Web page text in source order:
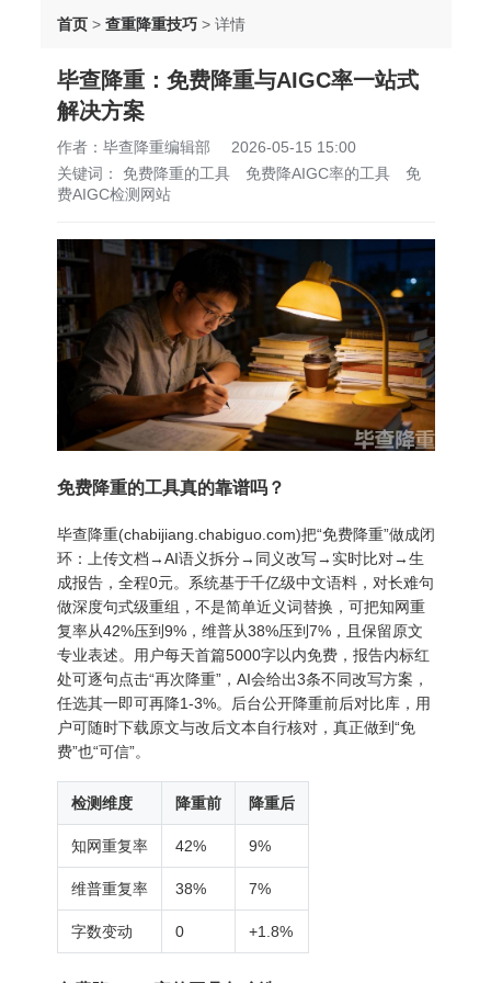
首页 > 查重降重技巧 > 详情
毕查降重：免费降重与AIGC率一站式
解决方案
作者：毕查降重编辑部
2026-05-15 15:00
关键词： 免费降重的工具 免费降AIGC率的工具
免
费AIGC检测网站
免费降重的工具真的靠谱吗？
毕查降重(chabijiang.chabiguo.com)把“免费降重”做成闭
环：上传文档→AI语义拆分→同义改写→实时比对→生
成报告，全程0元。系统基于千亿级中文语料，对长难句
做深度句式级重组，不是简单近义词替换，可把知网重
复率从42%压到9%，维普从38%压到7%，且保留原文
专业表述。用户每天首篇5000字以内免费，报告内标红
处可逐句点击“再次降重”，AI会给出3条不同改写方案，
任选其一即可再降1-3%。后台公开降重前后对比库，用
户可随时下载原文与改后文本自行核对，真正做到“免
费”也“可信”。
检测维度 降重前 降重后
知网重复率 42% 9%
维普重复率 38% 7%
字数变动 0 +1.8%